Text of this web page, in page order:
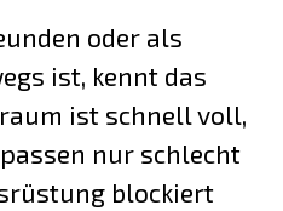
oder als
ist, kennt das
ist schnell voll,
nur schlecht
blockiert